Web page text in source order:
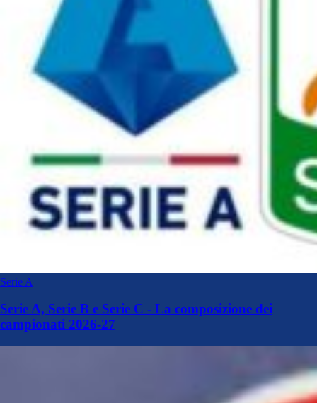
Serie A
Serie A, Serie B e Serie C - La composizione dei
campionati 2026-27